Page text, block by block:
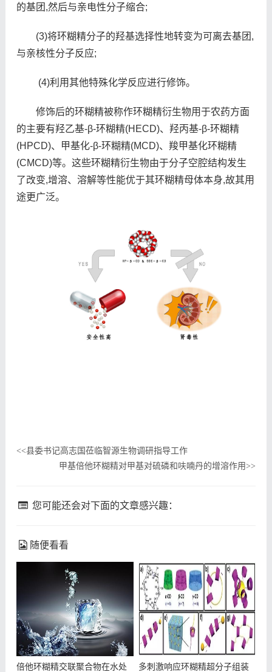
的基团,然后与亲电性分子缩合;
(3)将环糊精分子的羟基选择性地转变为可离去基团,
与亲核性分子反应;
(4)利用其他特殊化学反应进行修饰。
修饰后的环糊精被称作环糊精衍生物用于农药方面
的主要有羟乙基-β-环糊精(HECD)、羟丙基-β-环糊精
(HPCD)、甲基化-β-环糊精(MCD)、羧甲基化环糊精
(CMCD)等。这些环糊精衍生物由于分子空腔结构发生
了改变,增溶、溶解等性能优于其环糊精母体本身,故其用
途更广泛。
<<县委书记高志国莅临智源生物调研指导工作
甲基倍他环糊精对甲基对硫磷和呋喃丹的增溶作用>>
您可能还会对下面的文章感兴趣：
随便看看
倍他环糊精交联聚合物在水处
多刺激响应环糊精超分子组装